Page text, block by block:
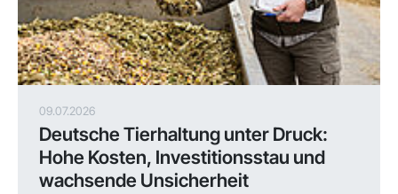
09.07.2026
Deutsche Tierhaltung unter Druck:
Hohe Kosten, Investitionsstau und
wachsende Unsicherheit